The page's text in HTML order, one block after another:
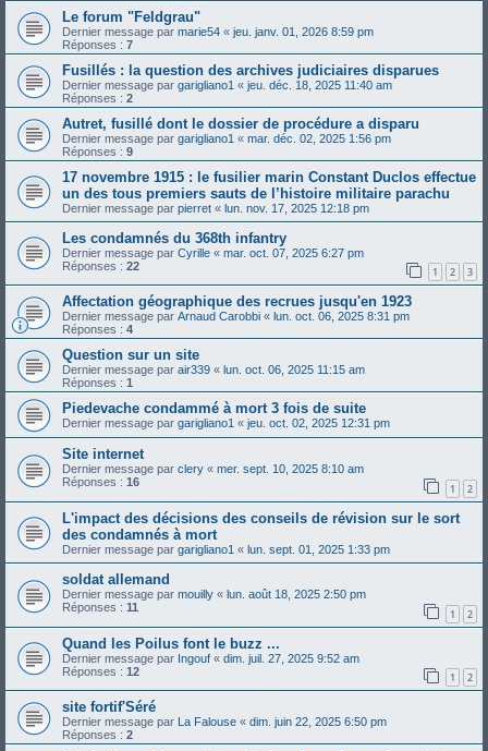
Le forum "Feldgrau"
Dernier message par marie54 « jeu. janv. 01, 2026 8:59 pm
Réponses : 7
Fusillés : la question des archives judiciaires disparues
Dernier message par garigliano1 « jeu. déc. 18, 2025 11:40 am
Réponses : 2
Autret, fusillé dont le dossier de procédure a disparu
Dernier message par garigliano1 « mar. déc. 02, 2025 1:56 pm
Réponses : 9
17 novembre 1915 : le fusilier marin Constant Duclos effectue
un des tous premiers sauts de l’histoire militaire parachu
Dernier message par pierret « lun. nov. 17, 2025 12:18 pm
Les condamnés du 368th infantry
Dernier message par Cyrille « mar. oct. 07, 2025 6:27 pm
Réponses : 22 1 2 3
Affectation géographique des recrues jusqu'en 1923
Dernier message par Arnaud Carobbi « lun. oct. 06, 2025 8:31 pm
Réponses : 4
Question sur un site
Dernier message par air339 « lun. oct. 06, 2025 11:15 am
Réponses : 1
Piedevache condammé à mort 3 fois de suite
Dernier message par garigliano1 « jeu. oct. 02, 2025 12:31 pm
Site internet
Dernier message par clery « mer. sept. 10, 2025 8:10 am
Réponses : 16 1 2
L'impact des décisions des conseils de révision sur le sort
des condamnés à mort
Dernier message par garigliano1 « lun. sept. 01, 2025 1:33 pm
soldat allemand
Dernier message par mouilly « lun. août 18, 2025 2:50 pm
Réponses : 11 1 2
Quand les Poilus font le buzz ...
Dernier message par Ingouf « dim. juil. 27, 2025 9:52 am
Réponses : 12 1 2
site fortif'Séré
Dernier message par La Falouse « dim. juin 22, 2025 6:50 pm
Réponses : 2